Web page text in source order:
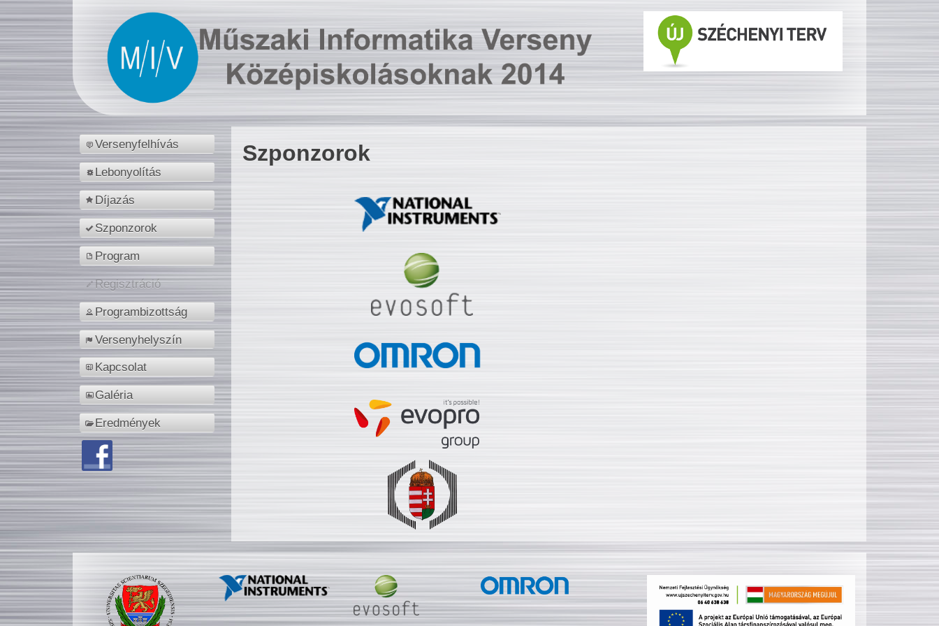
Versenyfelhívás
Lebonyolítás
Díjazás
Szponzorok
Program
Regisztráció
Programbizottság
Versenyhelyszín
Kapcsolat
Galéria
Eredmények
Szponzorok